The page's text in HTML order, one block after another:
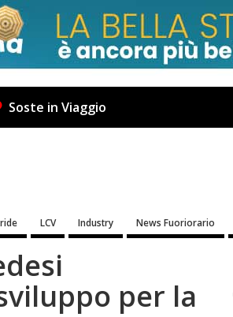
Soste in Viaggio
LCV Industry News Fuoriorario
per la